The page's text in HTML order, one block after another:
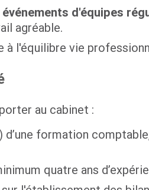
d'équipes
agréable.
à l'équilibre vie
au cabinet :
formation
quatre ans